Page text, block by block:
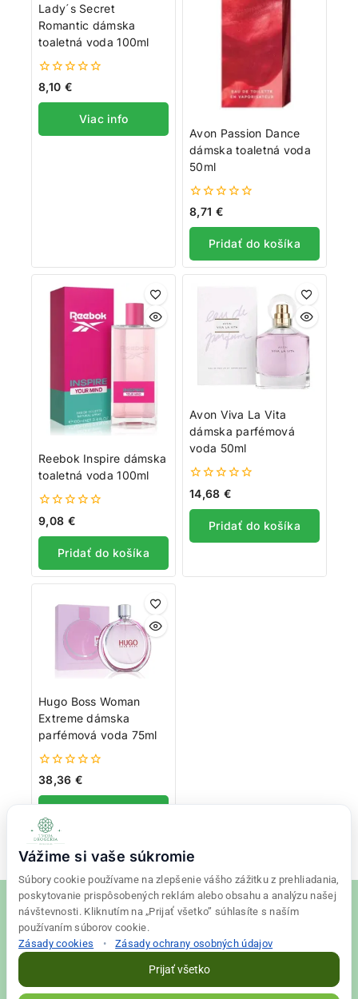
Lady´s Secret
Romantic dámska
toaletná voda 100ml
0
z
5
8,10 €
Viac info
Avon Passion Dance
dámska toaletná voda
50ml
0
z
5
8,71 €
Pridať do košíka
Reebok Inspire dámska
toaletná voda 100ml
0
z
5
9,08 €
Pridať do košíka
Avon Viva La Vita
dámska parfémová
voda 50ml
0
5
14,68 €
Pridať do košíka
Hugo Boss Woman
Extreme dámska
parfémová voda 75ml
0
z
5
38,36 €
Vážime si vaše súkromie
Súbory cookie používame na zlepšenie vášho zážitku z prehliadania,
poskytovanie prispôsobených reklám alebo obsahu a analýzu našej
návštevnosti. Kliknutím na „Prijať všetko” súhlasíte s naším
používaním súborov cookie.
Zásady cookies
• Zásady ochrany osobných údajov
Prijať všetko